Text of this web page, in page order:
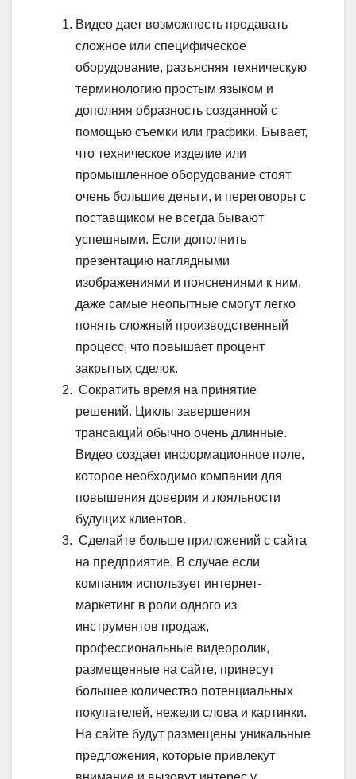
Видео дает возможность продавать
сложное или специфическое
оборудование, разъясняя техническую
терминологию простым языком и
дополняя образность созданной с
помощью съемки или графики. Бывает,
что техническое изделие или
промышленное оборудование стоят
очень большие деньги, и переговоры с
поставщиком не всегда бывают
успешными. Если дополнить
презентацию наглядными
изображениями и пояснениями к ним,
даже самые неопытные смогут легко
понять сложный производственный
процесс, что повышает процент
закрытых сделок.
Сократить время на принятие
решений. Циклы завершения
трансакций обычно очень длинные.
Видео создает информационное поле,
которое необходимо компании для
повышения доверия и лояльности
будущих клиентов.
Сделайте больше приложений с сайта
на предприятие. В случае если
компания использует интернет-
маркетинг в роли одного из
инструментов продаж,
профессиональные видеоролик,
размещенные на сайте, принесут
большее количество потенциальных
покупателей, нежели слова и картинки.
На сайте будут размещены уникальные
предложения, которые привлекут